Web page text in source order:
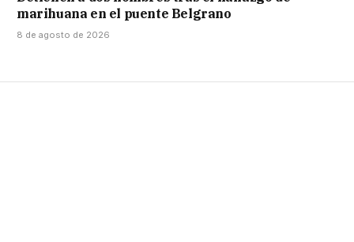
marihuana en el puente Belgrano
8 de agosto de 2026